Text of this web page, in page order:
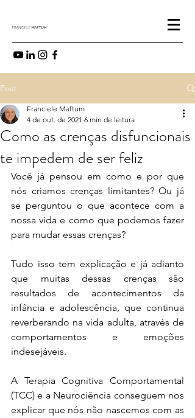
Post
Como as crenças disfuncionais
te impedem de ser feliz
Franciele Maftum
4 de out. de 2021 6 min de leitura
Você já pensou em como e por que
nós criamos crenças limitantes? Ou já
se perguntou o que acontece com a
nossa vida e como que podemos fazer
para mudar essas crenças?
Tudo isso tem explicação e já adianto
que muitas dessas crenças são
resultados de acontecimentos da
infância e adolescência, que continua
reverberando na vida adulta, através de
comportamentos e emoções
indesejáveis.
A Terapia Cognitiva Comportamental
(TCC) e a Neurociência conseguem nos
explicar que nós não nascemos com as